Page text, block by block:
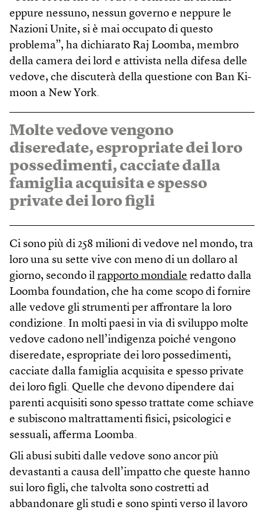
eppure nessuno, nessun governo e neppure le
Nazioni Unite, si è mai occupato di questo
problema”, ha dichiarato Raj Loomba, membro
della camera dei lord e attivista nella difesa delle
vedove, che discuterà della questione con Ban Ki-
moon a New York.
Molte vedove vengono
diseredate, espropriate dei loro
possedimenti, cacciate dalla
famiglia acquisita e spesso
private dei loro figli
Ci sono più di 258 milioni di vedove nel mondo, tra
loro una su sette vive con meno di un dollaro al
giorno, secondo il rapporto mondiale redatto dalla
Loomba foundation, che ha come scopo di fornire
alle vedove gli strumenti per affrontare la loro
condizione. In molti paesi in via di sviluppo molte
vedove cadono nell’indigenza poiché vengono
diseredate, espropriate dei loro possedimenti,
cacciate dalla famiglia acquisita e spesso private
dei loro figli. Quelle che devono dipendere dai
parenti acquisiti sono spesso trattate come schiave
e subiscono maltrattamenti fisici, psicologici e
sessuali, afferma Loomba.
Gli abusi subiti dalle vedove sono ancor più
devastanti a causa dell’impatto che queste hanno
sui loro figli, che talvolta sono costretti ad
abbandonare gli studi e sono spinti verso il lavoro